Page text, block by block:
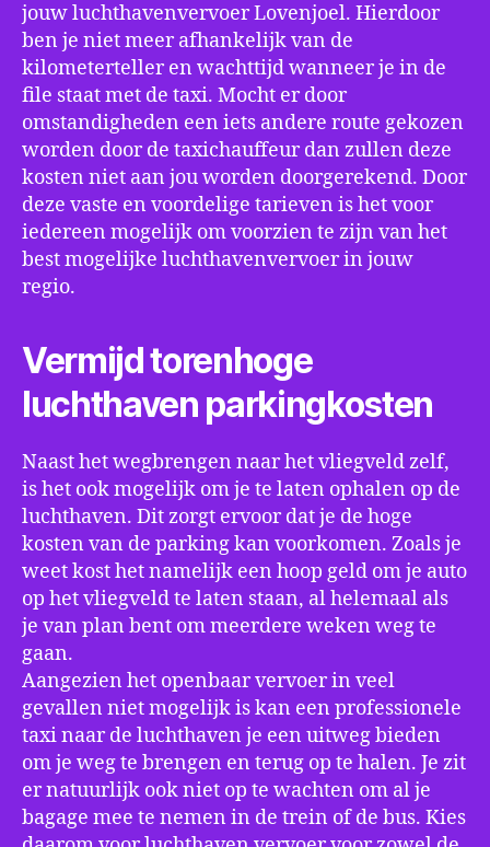
jouw luchthavenvervoer Lovenjoel. Hierdoor
ben je niet meer afhankelijk van de
kilometerteller en wachttijd wanneer je in de
file staat met de taxi. Mocht er door
omstandigheden een iets andere route gekozen
worden door de taxichauffeur dan zullen deze
kosten niet aan jou worden doorgerekend. Door
deze vaste en voordelige tarieven is het voor
iedereen mogelijk om voorzien te zijn van het
best mogelijke luchthavenvervoer in jouw
regio.
Vermijd torenhoge
luchthaven parkingkosten
Naast het wegbrengen naar het vliegveld zelf,
is het ook mogelijk om je te laten ophalen op de
luchthaven. Dit zorgt ervoor dat je de hoge
kosten van de parking kan voorkomen. Zoals je
weet kost het namelijk een hoop geld om je auto
op het vliegveld te laten staan, al helemaal als
je van plan bent om meerdere weken weg te
gaan.
Aangezien het openbaar vervoer in veel
gevallen niet mogelijk is kan een professionele
taxi naar de luchthaven je een uitweg bieden
om je weg te brengen en terug op te halen. Je zit
er natuurlijk ook niet op te wachten om al je
bagage mee te nemen in de trein of de bus. Kies